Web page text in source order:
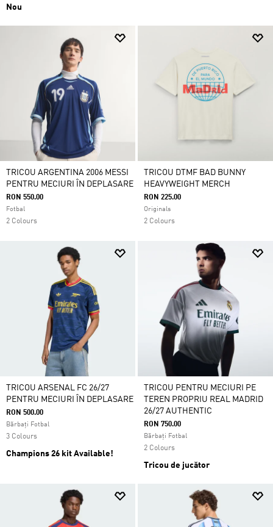
Nou
TRICOU ARGENTINA 2006 MESSI
PENTRU MECIURI ÎN DEPLASARE
RON 550.00
Fotbal
2 Colours
TRICOU DTMF BAD BUNNY
HEAVYWEIGHT MERCH
RON 225.00
Originals
2 Colours
TRICOU ARSENAL FC 26/27
PENTRU MECIURI ÎN DEPLASARE
RON 500.00
Bărbați Fotbal
3 Colours
Champions 26 kit Available!
TRICOU PENTRU MECIURI PE
TEREN PROPRIU REAL MADRID
26/27 AUTHENTIC
RON 750.00
Bărbați Fotbal
2 Colours
Tricou de jucător